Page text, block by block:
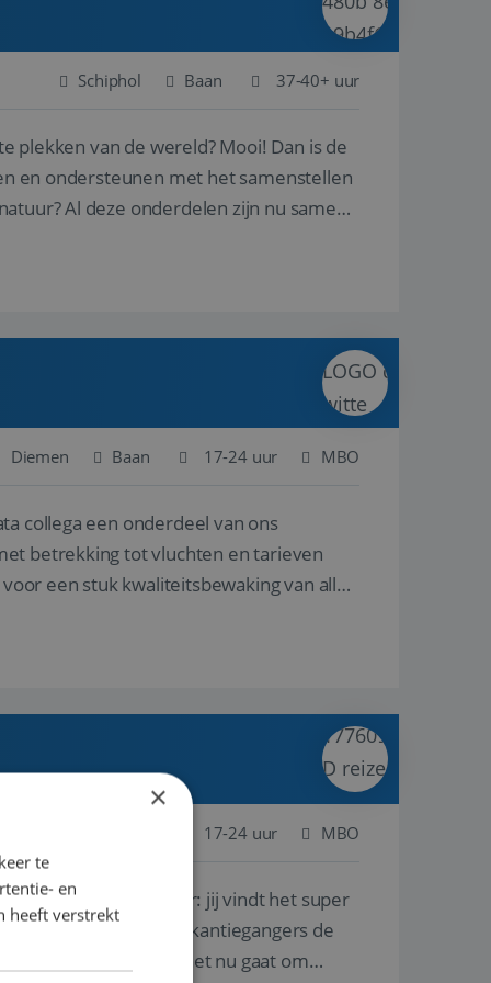
Schiphol Baan 37-40+ uur
plekken van de wereld? Mooi! Dan is de
en ondersteunen met het samenstellen
Al deze onderdelen zijn nu samen
Diemen Baan 17-24 uur MBO
collega een onderdeel van ons
betrekking tot vluchten en tarieven
een stuk kwaliteitsbewaking van alles
17-24 uur MBO
is, of voor een ander: jij vindt het super
leren onze vakantiegangers de
werken: of het nu gaat om
×
te
en
heeft verstrekt